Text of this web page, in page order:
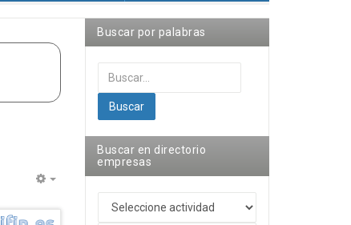
Buscar por palabras
Buscar...
Buscar
Buscar en directorio
empresas